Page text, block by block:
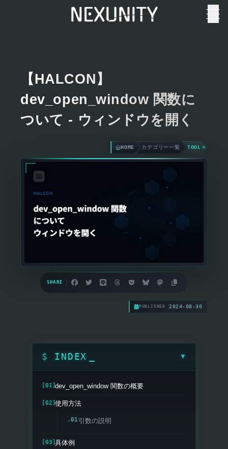
【HALCON】
dev_open_window 関数に
ついて - ウィンドウを開く
HOME カテゴリー一覧 TOOL
SHARE
PUBLISHED 2024-08-30
INDEX ▼
dev_open_window 関数の概要
使用方法
引数の説明
具体例